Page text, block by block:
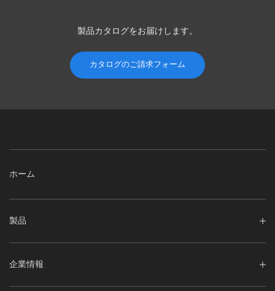
製品カタログをお届けします。
カタログのご請求フォーム
ホーム
製品
企業情報